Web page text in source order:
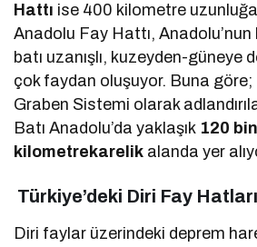
Hattı ise 400 kilometre
Anadolu Fay Hattı, Anadolu’nun
batı uzanışlı, kuzeyden-güneye
çok faydan oluşuyor. Buna
Graben Sistemi olarak
Batı Anadolu’da yaklaşık 120 bin
kilometrekarelik alanda yer
Türkiye’deki Diri Fay Hatları
Diri faylar üzerindeki deprem